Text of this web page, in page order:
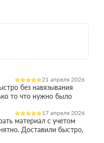
21 апреля 2026
без навязывания
то что нужно было
17 апреля 2026
материал с учетом
Доставили быстро,